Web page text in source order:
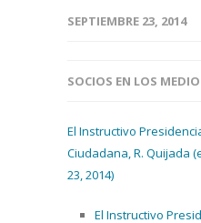
SEPTIEMBRE 23, 2014
SOCIOS EN LOS
El Instructivo
Ciudadana, R. Quijada
23, 2014)
El Instructivo